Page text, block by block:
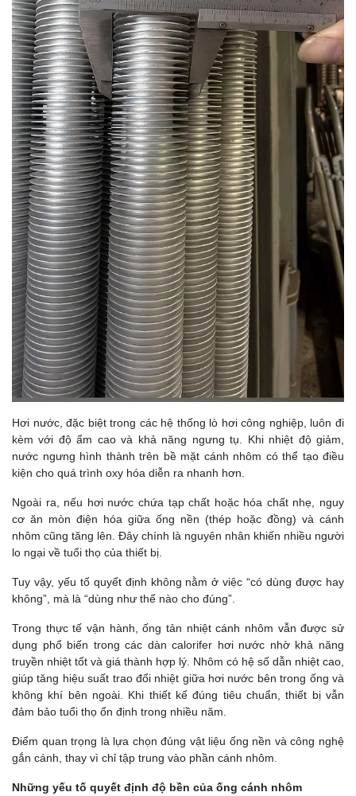
Hơi nước, đặc biệt trong các hệ thống lò hơi công nghiệp, luôn đi
kèm với độ ẩm cao và khả năng ngưng tụ. Khi nhiệt độ giảm,
nước ngưng hình thành trên bề mặt cánh nhôm có thể tạo điều
kiện cho quá trình oxy hóa diễn ra nhanh hơn.
Ngoài ra, nếu hơi nước chứa tạp chất hoặc hóa chất nhẹ, nguy
cơ ăn mòn điện hóa giữa ống nền (thép hoặc đồng) và cánh
nhôm cũng tăng lên. Đây chính là nguyên nhân khiến nhiều người
lo ngại về tuổi thọ của thiết bị.
Tuy vậy, yếu tố quyết định không nằm ở việc “có dùng được hay
không”, mà là “dùng như thế nào cho đúng”.
Trong thực tế vận hành, ống tản nhiệt cánh nhôm vẫn được sử
dụng phổ biến trong các dàn calorifer hơi nước nhờ khả năng
truyền nhiệt tốt và giá thành hợp lý. Nhôm có hệ số dẫn nhiệt cao,
giúp tăng hiệu suất trao đổi nhiệt giữa hơi nước bên trong ống và
không khí bên ngoài. Khi thiết kế đúng tiêu chuẩn, thiết bị vẫn
đảm bảo tuổi thọ ổn định trong nhiều năm.
Điểm quan trọng là lựa chọn đúng vật liệu ống nền và công nghệ
gắn cánh, thay vì chỉ tập trung vào phần cánh nhôm.
Những yếu tố quyết định độ bền của ống cánh nhôm